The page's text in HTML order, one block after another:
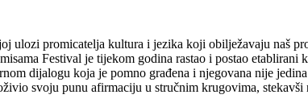
ulozi promicatelja kultura i jezika koji obilježavaju naš
Festival je tijekom godina rastao i postao
dijalogu koja je pomno građena i njegovana nije
svoju punu afirmaciju u stručnim krugovima, stekavši